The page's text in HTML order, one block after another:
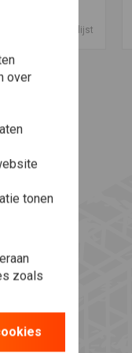
Verlanglijst
over
tonen
zoals